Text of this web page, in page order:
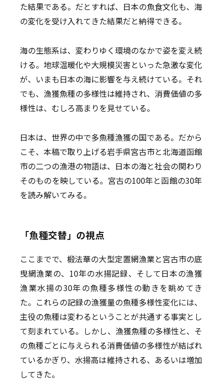
た結果である。だとすれば、日本の魚食文化も、海
の変化を受け入れてきた結果だと納得できる。
海の生態系は、変わりゆく環境のなかで姿を変え続
ける。地球温暖化や大規模災害といった急激な変化
が、いまも日本の海に影響を与え続けている。それ
でも、漁獲魚種の多様性は維持され、消費価値の多
様性は、むしろ高まりを見せている。
日本は、世界の中で多魚種漁獲の国である。だから
こそ、本稿で取り上げる岩手県宮古市と北海道函館
市の二つの漁港の物語は、日本の海と社会の関わり
そのものを映している。宮古の100年と函館の30年
を読み解いてみる。
「魚種交替」の視点
ここまでで、椴法華の大型定置網漁業と宮古市の底
曳網漁業の、10年の水揚記録、そして日本の漁獲
漁業水揚の30年の魚種多様性の動きを眺めてき
た。これらの記録の漁獲量の魚種多様性変化には、
主役の魚種は変わるということが共通する事実とし
て刻まれている。しかし、漁獲魚種の多様性と、そ
の魚種ごとに与えられる消費価値の多様性が結ばれ
ているかぎり、水揚高は維持される、あるいは増加
してきた。